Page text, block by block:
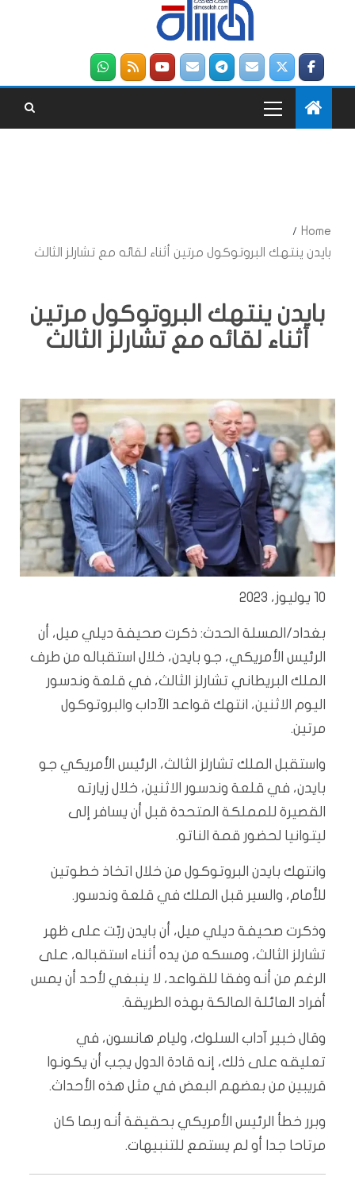
Home
بايدن ينتهك البروتوكول مرتين أثناء لقائه مع تشارلز الثالث
بايدن ينتهك البروتوكول مرتين
أثناء لقائه مع تشارلز الثالث
10 يوليوز، 2023
بغداد/المسلة الحدث: ذكرت صحيفة ديلي ميل، أن
الرئيس الأمريكي، جو بايدن، خلال استقباله من طرف
الملك البريطاني تشارلز الثالث، في قلعة وندسور
اليوم الاثنين، انتهك قواعد الآداب والبروتوكول
مرتين.
واستقبل الملك تشارلز الثالث، الرئيس الأمريكي جو
بايدن، في قلعة وندسور الاثنين، خلال زيارته
القصيرة للمملكة المتحدة قبل أن يسافر إلى
ليتوانيا لحضور قمة الناتو.
وانتهك بايدن البروتوكول من خلال اتخاذ خطوتين
للأمام، والسير قبل الملك في قلعة وندسور.
وذكرت صحيفة ديلي ميل، أن بايدن ربّت على ظهر
تشارلز الثالث، ومسكه من يده أثناء استقباله، على
الرغم من أنه وفقا للقواعد، لا ينبغي لأحد أن يمس
أفراد العائلة المالكة بهذه الطريقة.
وقال خبير آداب السلوك، وليام هانسون، في
تعليقه على ذلك، إنه قادة الدول يجب أن يكونوا
قريبين من بعضهم البعض في مثل هذه الأحداث.
وبرر خطأ الرئيس الأمريكي بحقيقة أنه ربما كان
مرتاحا جدا أو لم يستمع للتنبيهات.